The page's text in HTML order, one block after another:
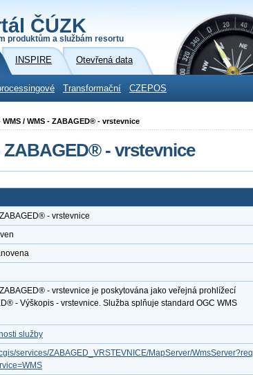
ČÚZK
produktům a službám resortu
INSPIRE Otevřená data
Transformační CZEPOS
/ WMS - ZABAGED® - vrstevnice
- vrstevnice
- vrstevnice
- vrstevnice je poskytována jako veřejná prohlížecí
- Výškopis - vrstevnice. Služba splňuje standard OGC WMS
služby
services/ZABAGED_VRSTEVNICE/MapServer/WmsServer?req